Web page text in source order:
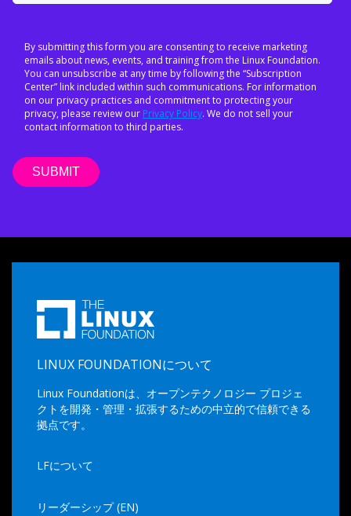
By submitting this form you are consenting to receive marketing
emails about news, events, and training from the Linux Foundation.
You can unsubscribe at any time by following the “Subscription
Center” link included within such communications. For information
on our privacy practices and commitment to protecting your
privacy, please review our Privacy Policy. We do not sell your
contact information to third parties.
LINUX FOUNDATIONについて
Linux Foundationは、オープンテクノロジー プロジェ
クトを開発・管理・拡張するための中立的で信頼できる
拠点です。
LFについて
リーダーシップ (EN)